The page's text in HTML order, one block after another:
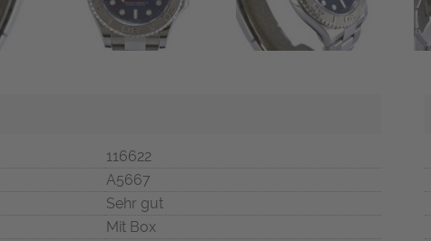
116622
A5667
Sehr gut
Mit Box